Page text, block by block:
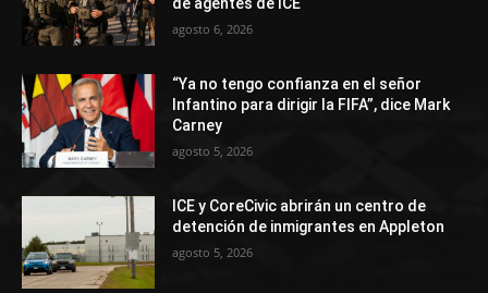
de agentes de ICE
agosto 6, 2026
“Ya no tengo confianza en el señor
Infantino para dirigir la FIFA”, dice Mark
Carney
agosto 5, 2026
ICE y CoreCivic abrirán un centro de
detención de inmigrantes en Appleton
agosto 5, 2026